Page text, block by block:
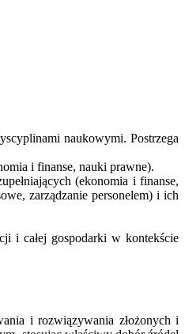
naukowymi. Postrzega
i finanse, nauki prawne).
(ekonomia i finanse,
zarządzanie personelem) i ich
i całej gospodarki w kontekście
i rozwiązywania złożonych i